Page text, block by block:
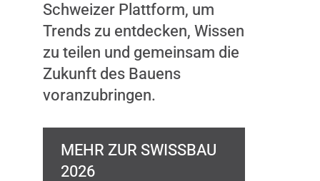
Schweizer Plattform, um
Trends zu entdecken, Wissen
zu teilen und gemeinsam die
Zukunft des Bauens
voranzubringen.
MEHR ZUR SWISSBAU
2026